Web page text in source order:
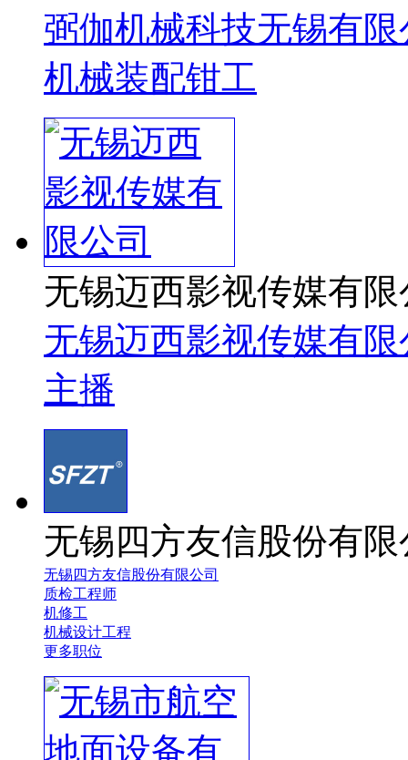
弼伽机械科技无锡有限
机械装配钳工
无锡迈西影视传媒有限
无锡迈西影视传媒有限
主播
无锡四方友信股份有限
无锡四方友信股份有限公司
质检工程师
机修工
机械设计工程
更多职位